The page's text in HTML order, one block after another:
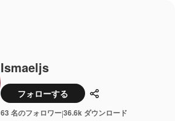
Ismaeljs
フォローする 共有
63 名のフォロワー|36.6k ダウンロード